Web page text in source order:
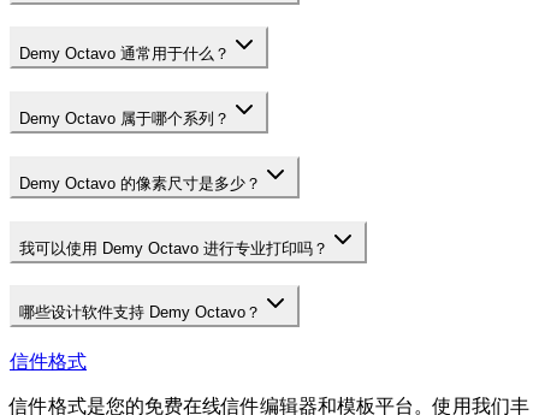
Demy Octavo 通常用于什么？
Demy Octavo 属于哪个系列？
Demy Octavo 的像素尺寸是多少？
我可以使用 Demy Octavo 进行专业打印吗？
哪些设计软件支持 Demy Octavo？
信件格式
信件格式是您的免费在线信件编辑器和模板平台。使用我们丰